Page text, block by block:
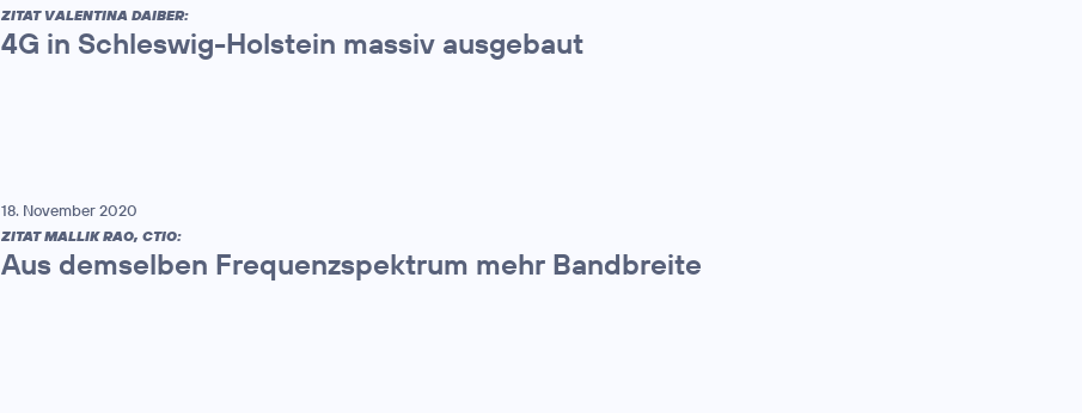
ZITAT VALENTINA DAIBER:
4G in Schleswig-Holstein massiv ausgebaut
18. November 2020
ZITAT MALLIK RAO, CTIO:
Aus demselben Frequenzspektrum mehr Bandbreite